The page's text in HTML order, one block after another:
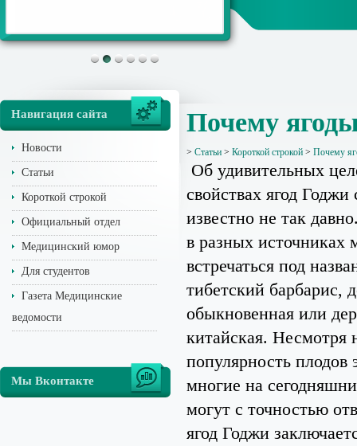
Навигация сайта
Новости
Статьи
Короткой строкой
Официальный отдел
Медицинский юмор
Для студентов
Газета Медицинские
ведомости
Мы Вконтакте
Почему
> Статьи > Короткой строкой > Почему
Об удивительных
свойствах ягод Годжи
известно не так
в разных источниках
встречаться под
тибетский барбарис,
обыкновенная или
китайская. Несмотря
популярность плодов
многие на
могут с точностью
ягод Годжи